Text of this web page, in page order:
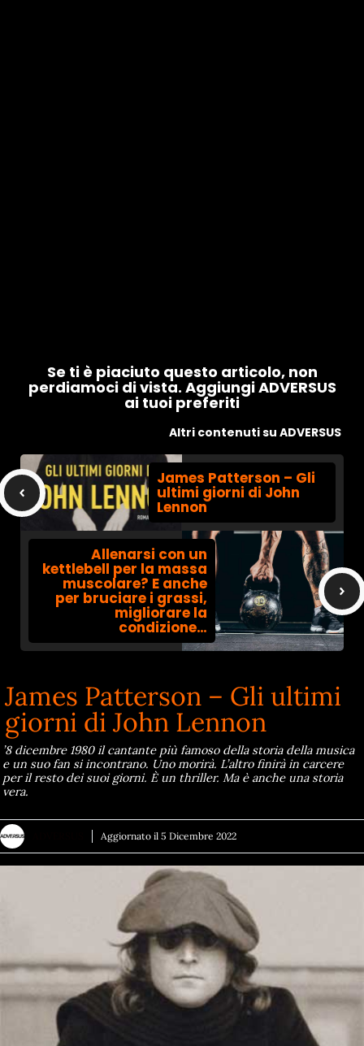
Se ti è piaciuto questo articolo, non
perdiamoci di vista. Aggiungi ADVERSUS
ai tuoi preferiti
Altri contenuti su ADVERSUS
James Patterson – Gli
ultimi giorni di John
Lennon
Allenarsi con un
kettlebell per la massa
muscolare? E anche
per bruciare i grassi,
migliorare la
condizione…
James Patterson – Gli ultimi
giorni di John Lennon
’8 dicembre 1980 il cantante più famoso della storia della musica
e un suo fan si incontrano. Uno morirà. L’altro finirà in carcere
per il resto dei suoi giorni. È un thriller. Ma è anche una storia
vera.
Aggiornato il 5 Dicembre 2022